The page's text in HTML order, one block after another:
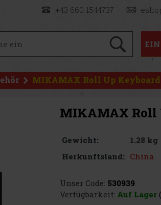
+43 660 1544737
MIKAMAX Roll Up Keyboard
MIKAMAX Roll
Gewicht:
1.28 kg
Herkunftsland: China
Unser Code: 530939
Verfügbarkeit: Auf Lager